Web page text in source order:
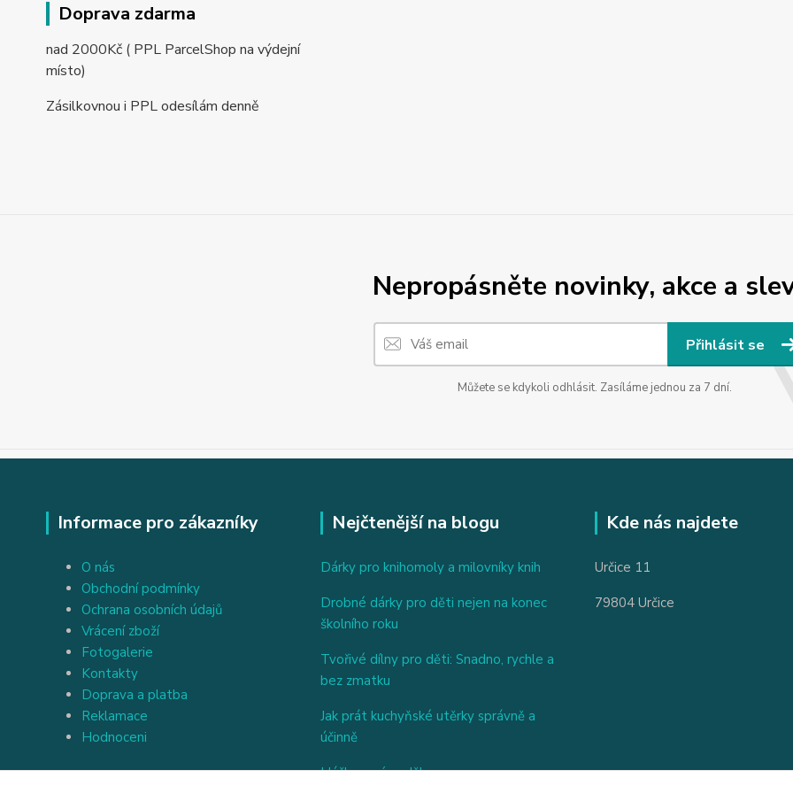
Doprava zdarma
nad 2000Kč ( PPL ParcelShop na výdejní
místo)
Zásilkovnou i PPL odesílám denně
Nepropásněte novinky, akce a
Přihlásit se
Můžete se kdykoli odhlásit. Zasíláme jednou za 7 dní.
Informace pro zákazníky
O nás
Obchodní podmínky
Ochrana osobních údajů
Vrácení zboží
Fotogalerie
Kontakty
Doprava a platba
Reklamace
Hodnoceni
Nejčtenější na blogu
Dárky pro knihomoly a milovníky knih
Drobné dárky pro děti nejen na konec
školního roku
Tvořivé dílny pro děti: Snadno, rychle a
bez zmatku
Jak prát kuchyňské utěrky správně a
účinně
Háčkovaný anděl
Kde nás najdete
Určice 11
79804 Určice